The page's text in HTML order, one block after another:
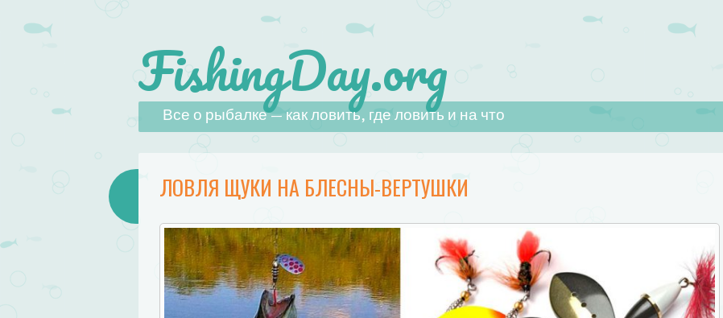
FishingDay.org
Все о рыбалке — как ловить, где ловить и на что
Наверх
ЛОВЛЯ ЩУКИ НА БЛЕСНЫ-ВЕРТУШКИ